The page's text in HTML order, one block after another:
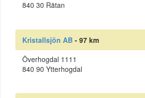
840 30 Rätan
Kristallsjön AB - 97 km
Överhogdal 1111
840 90 Ytterhogdal